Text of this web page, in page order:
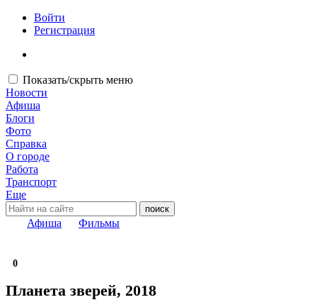
Войти
Регистрация
Показать/скрыть меню
Новости
Афиша
Блоги
Фото
Справка
О городе
Работа
Транспорт
Еще
Афиша Фильмы
0
Планета зверей, 2018